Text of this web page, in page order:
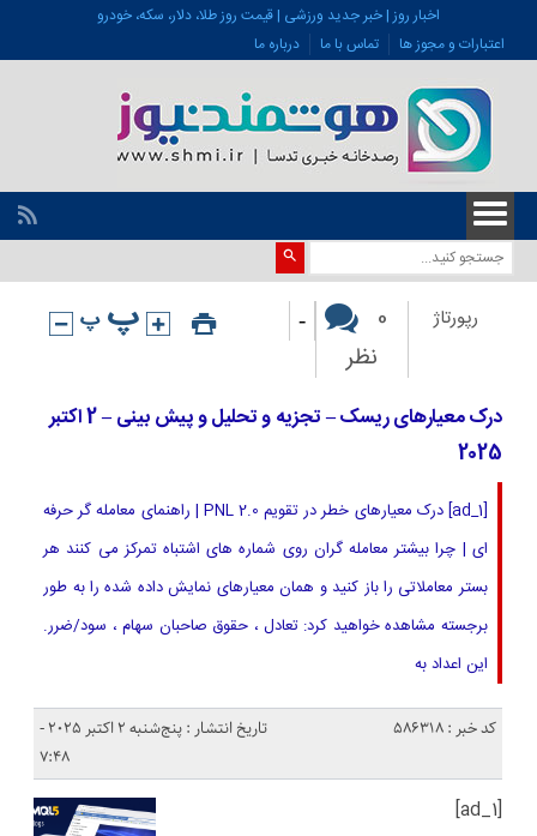
اخبار روز | خبر جدید ورزشی | قیمت روز طلا، دلار، سکه، خودرو
اعتبارات و مجوز ها
تماس با ما درباره ما
رپورتاژ
0
نظر
-
درک معیارهای ریسک – تجزیه و تحلیل و پیش بینی – 2 اکتبر
2025
[ad_1] درک معیارهای خطر در تقویم PNL 2.0 | راهنمای معامله گر حرفه
ای | چرا بیشتر معامله گران روی شماره های اشتباه تمرکز می کنند هر
بستر معاملاتی را باز کنید و همان معیارهای نمایش داده شده را به طور
برجسته مشاهده خواهید کرد: تعادل ، حقوق صاحبان سهام ، سود/ضرر.
این اعداد به
کد خبر : 586318
تاریخ انتشار : پنج‌شنبه 2 اکتبر 2025 -
7:48
[ad_1]